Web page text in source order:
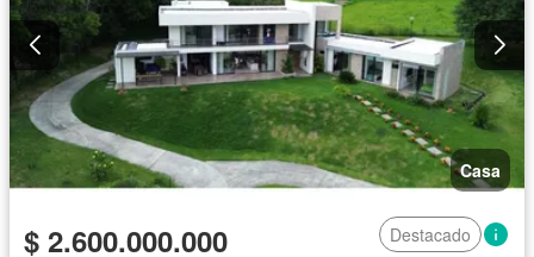
Casa
$ 2.600.000.000 Destacado